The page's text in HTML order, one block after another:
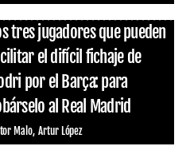
tres jugadores que pueden
el difícil fichaje de
por el Barça: para
al Real Madrid
Malo Artur López